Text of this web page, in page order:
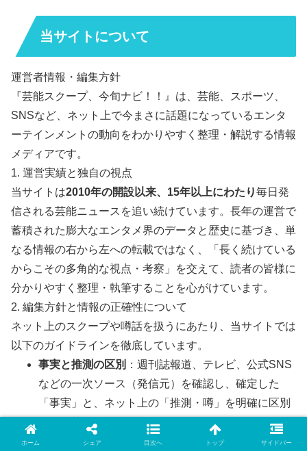
当サイトについて
運営者情報・編集方針
『芸能スクープ、今旬ナビ！！』は、芸能、スポーツ、
SNSなど、ネット上で今まさに話題になっているエンタ
ーテインメントの動向をわかりやすく整理・解説する情報
メディアです。
1. 運営実績と独自の視点
当サイトは2010年の開設以来、15年以上にわたり毎日発
信される芸能ニュースを追い続けています。長年の運営で
蓄積された膨大なエンタメ界のデータと歴史に基づき、単
なる情報の右から左への転載ではなく、「長く続けている
からこその多角的な視点・考察」を交えて、読者の皆様に
分かりやすく整理・執筆することを心がけています。
2. 編集方針と情報の正確性について
ネット上のスクープや噂話を扱うにあたり、当サイトでは
以下のガイドラインを徹底しています。
事実と推測の区別 ：週刊誌報道、テレビ、公式SNS
などの一次ソース（発信元）を確認し、確定した
「事実」と、ネット上の「推測・噂」を明確に区別
して記載します。
客観性の担保
：特定の偏った意見に偏らず、世論や
ホーム シェア 目次へ トップ サイドバー